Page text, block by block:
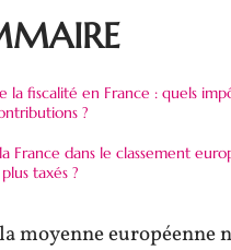
la fiscalité en France : quels
?
France dans le classement
taxés ?
la moyenne européenne